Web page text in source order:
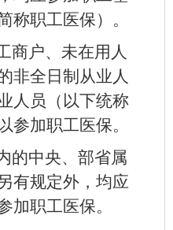
称职工医保）。
商户、未在用人
非全日制从业人
人员（以下统称
参加职工医保。
的中央、部省属
有规定外，均应
加职工医保。